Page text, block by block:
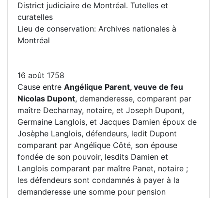
District judiciaire de Montréal. Tutelles et
curatelles
Lieu de conservation: Archives nationales à
Montréal
16 août 1758
Cause entre Angélique Parent, veuve de feu
Nicolas Dupont, demanderesse, comparant par
maître Decharnay, notaire, et Joseph Dupont,
Germaine Langlois, et Jacques Damien époux de
Josèphe Langlois, défendeurs, ledit Dupont
comparant par Angélique Côté, son épouse
fondée de son pouvoir, lesdits Damien et
Langlois comparant par maître Panet, notaire ;
les défendeurs sont condamnés à payer à la
demanderesse une somme pour pension